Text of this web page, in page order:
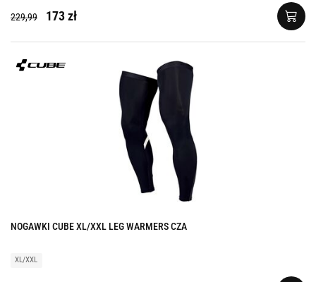
229,99 173 zł
NOGAWKI CUBE XL/XXL LEG WARMERS CZA
XL/XXL